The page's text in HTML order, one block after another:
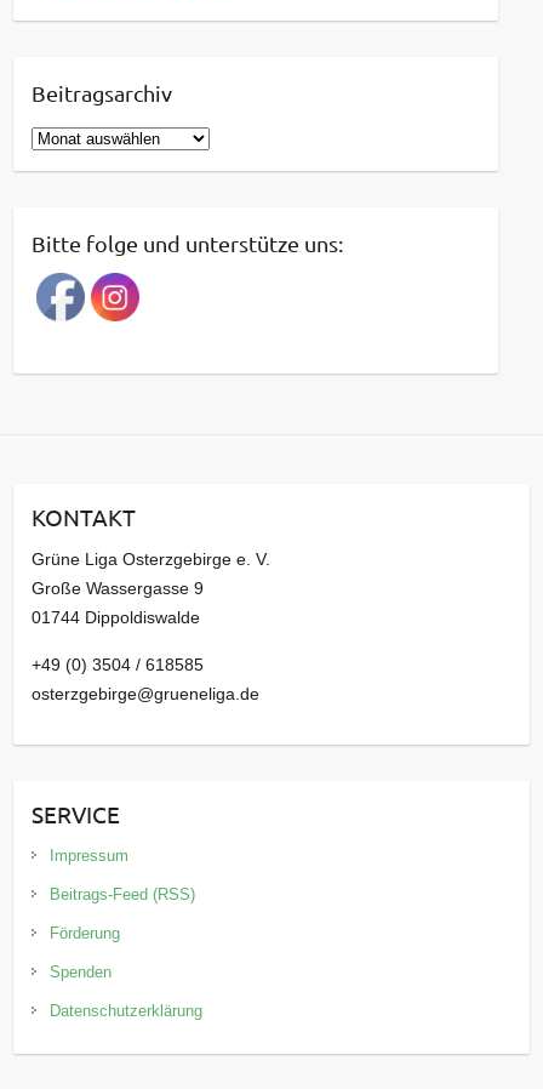
Beitragsarchiv
B
e
r
a
g
a
v
Bitte folge und unterstütze uns:
KONTAKT
Grüne Liga Osterzgebirge e. V.
Große Wassergasse 9
01744 Dippoldiswalde
+49 (0) 3504 / 618585
osterzgebirge@grueneliga.de
SERVICE
Impressum
Beitrags-Feed (RSS)
Förderung
Spenden
Datenschutzerklärung